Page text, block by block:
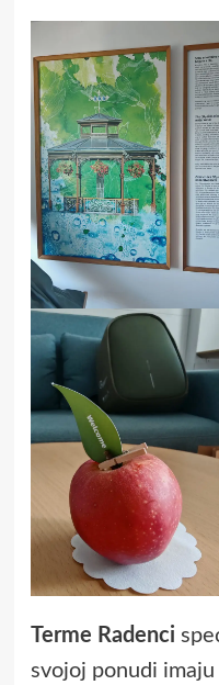
Terme Radenci
svojoj ponudi